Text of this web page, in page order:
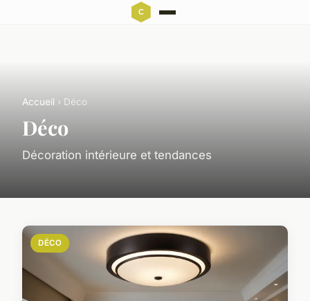
Accueil › Déco
Déco
Décoration intérieure et tendances
DÉCO